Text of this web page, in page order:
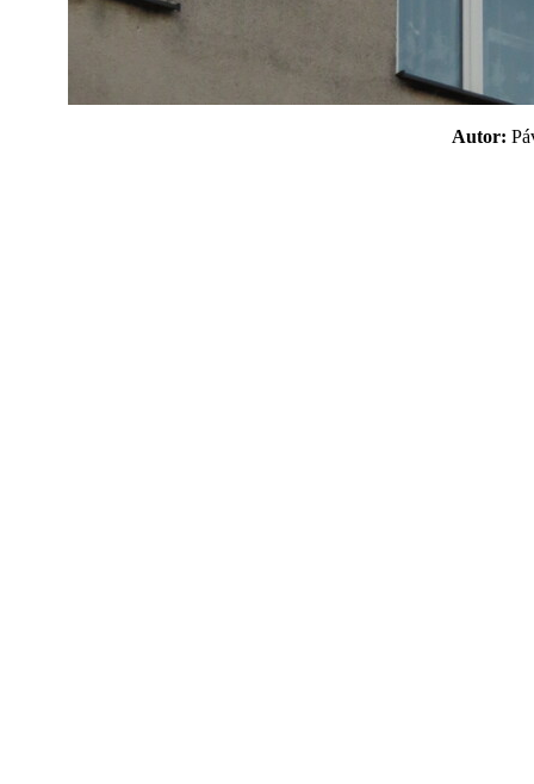
Autor: